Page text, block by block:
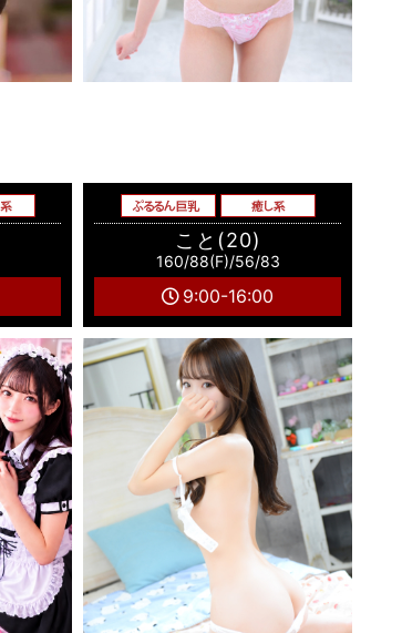
こと(20)
160/88(F)/56/83
9:00-16:00